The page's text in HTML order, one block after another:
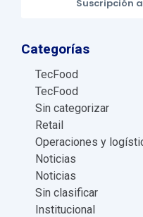
Suscripción
Categorías
TecFood
TecFood
Sin categorizar
Retail
Operaciones y
Noticias
Noticias
Sin clasificar
Institucional